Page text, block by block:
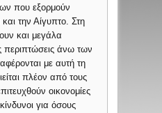
που εξορμούν
την Αίγυπτο. Στη
και μεγάλα
περιπτώσεις άνω των
με αυτή τη
πλέον από τους
οικονομίες
για όσους